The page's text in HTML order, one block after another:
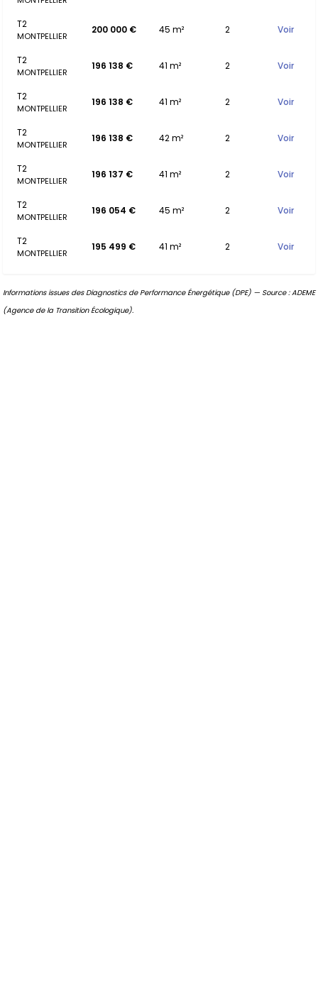
T2
MONTPELLIER
200 000 € 45 m² 2 Voir
T2
MONTPELLIER
196 138 € 41 m² 2 Voir
T2
MONTPELLIER
196 138 € 41 m² 2 Voir
T2
MONTPELLIER
196 138 € 42 m² 2 Voir
T2
MONTPELLIER
196 137 € 41 m² 2 Voir
T2
MONTPELLIER
196 054 € 45 m² 2 Voir
T2
MONTPELLIER
195 499 € 41 m² 2 Voir
Informations issues des Diagnostics de Performance Énergétique (DPE) — Source : ADEME
(Agence de la Transition Écologique).